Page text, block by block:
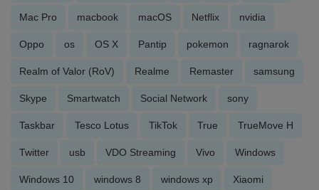
Mac Pro macbook macOS Netflix nvidia
Oppo os OS X Pantip pokemon ragnarok
Realm of Valor (RoV) Realme Remaster samsung
Skype Smartwatch Social Network sony
Taskbar Tesco Lotus TikTok True TrueMove H
Twitter usb VDO Streaming Vivo Windows
Windows 10 windows 8 windows xp Xiaomi